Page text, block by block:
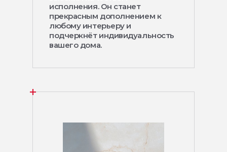
исполнения. Он станет
прекрасным дополнением к
любому интерьеру и
подчеркнёт индивидуальность
вашего дома.